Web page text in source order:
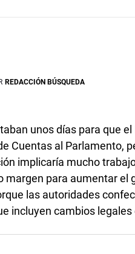
REDACCIÓN BÚSQUEDA
unos días para que
Cuentas al Parlamento,
implicaría mucho
margen para aumentar el
las autoridades
incluyen cambios